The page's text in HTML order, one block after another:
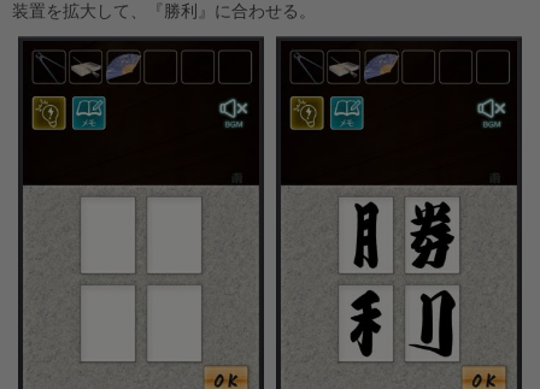
装置を拡大して、『勝利』に合わせる。